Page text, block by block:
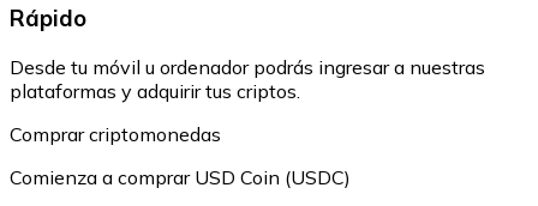
Rápido
Desde tu móvil u ordenador podrás ingresar a nuestras
plataformas y adquirir tus criptos.
Comprar criptomonedas
Comienza a comprar USD Coin (USDC)